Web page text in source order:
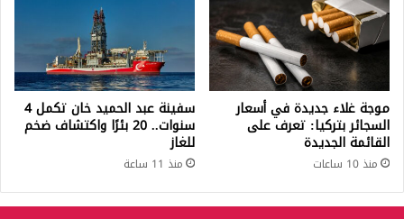
موجة غلاء جديدة في أسعار
السجائر بتركيا: تعرف على
القائمة الجديدة
منذ 10 ساعات
سفينة عبد الحميد خان تكمل 4
سنوات.. 20 بئرًا واكتشاف ضخم
للغاز
منذ 11 ساعة